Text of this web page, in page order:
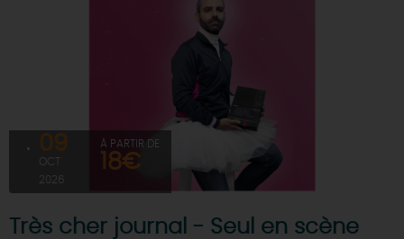
09
OCT
2026
À PARTIR DE
18€
Très cher journal - Seul en scène